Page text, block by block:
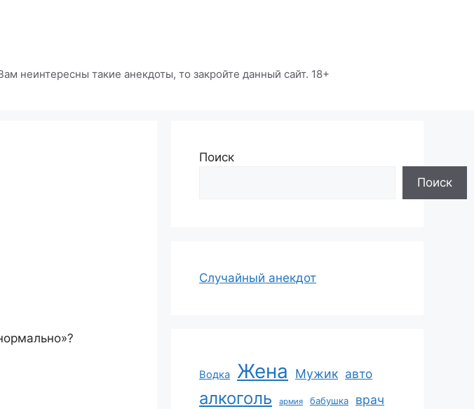
неинтересны такие анекдоты, то закройте данный сайт. 18+
Поиск
Поиск
Случайный анекдот
Водка Жена Мужик авто
алкоголь армия бабушка врач